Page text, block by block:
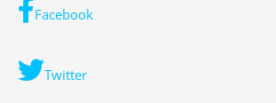
Facebook
Twitter